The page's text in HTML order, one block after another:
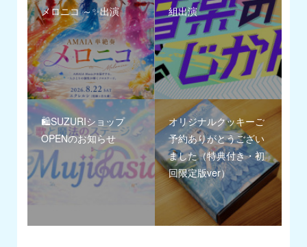
メロニコ ～✨出演
組出演
🛍️SUZURIショップ
OPENのお知らせ
オリジナルクッキーご
予約ありがとうござい
ました（特典付き・初
回限定版ver）